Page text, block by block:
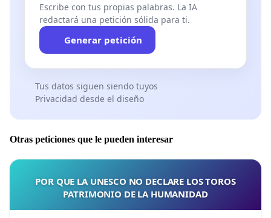
Escribe con tus propias palabras. La IA
redactará una petición sólida para ti.
Generar petición
Tus datos siguen siendo tuyos
Privacidad desde el diseño
Otras peticiones que le pueden interesar
POR QUE LA UNESCO NO DECLARE LOS TOROS
PATRIMONIO DE LA HUMANIDAD